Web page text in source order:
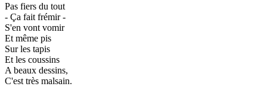
Pas fiers du tout
- Ça fait frémir -
S'en vont vomir
Et même pis
Sur les tapis
Et les coussins
A beaux dessins,
C'est très malsain.